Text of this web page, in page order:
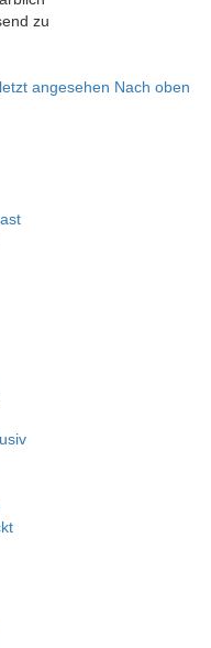
zu
angesehen Nach oben